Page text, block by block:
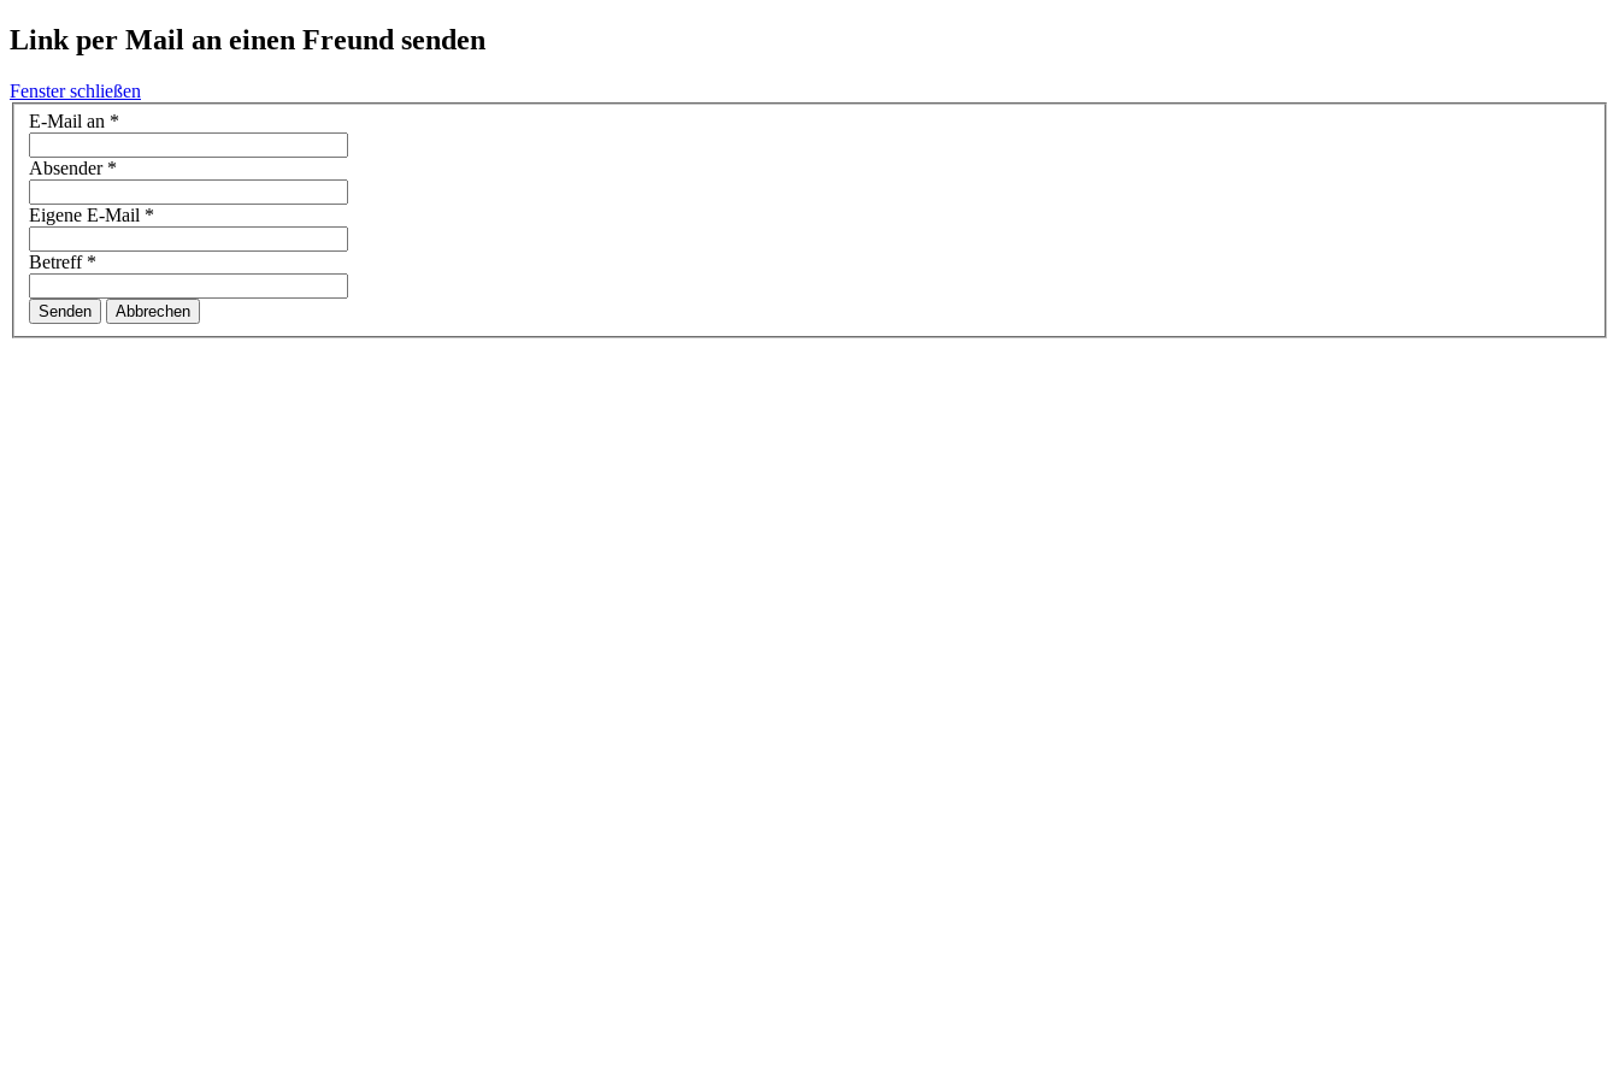
Link per Mail an einen Freund senden
Fenster schließen
E-Mail an *
Absender*
Eigene E-Mail *
Betreff*
Senden Abbrechen